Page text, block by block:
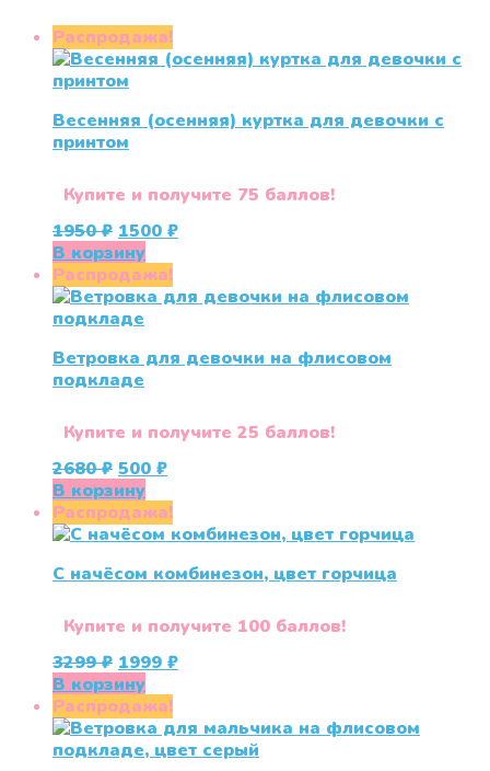
Распродажа!
Весенняя (осенняя) куртка для девочки с
принтом
Купите и получите 75 баллов!
1950₽ Первоначальная
цена
составляла
1950 ₽.
1500₽Текущая
В корзину
Распродажа!
Ветровка для девочки на флисовом
подкладе
Купите и получите 25 баллов!
2680₽ Первоначальная
цена
составляла
2680 ₽.
500₽Текущая
500 ₽.
В корзину
Распродажа!
С начёсом комбинезон, цвет горчица
Купите и получите 100 баллов!
3299₽ Первоначальная
цена
составляла
3299 ₽.
1999₽Текущая
В корзину
Распродажа!